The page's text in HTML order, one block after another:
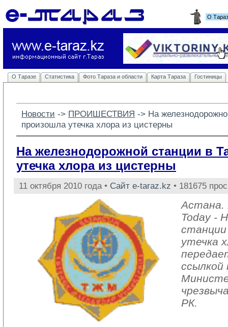
О
О Таразе Статистика Фото Тараза и области Карта Тараза Гостиницы
Новости -> ПРОИШЕСТВИЯ -> На
произошла утечка хлора из цистерны
На железнодорожной станции в
утечка хлора из цистерны
11 октября 2010 года • Сайт e-taraz.kz • 181675
Астана.
Today -
станции
утечка
ссылкой
РК.